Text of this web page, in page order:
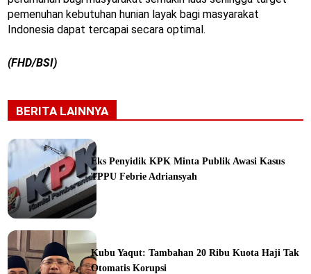
pemenuhan kebutuhan hunian layak bagi masyarakat
Indonesia dapat tercapai secara optimal.
(FHD/BSI)
BERITA LAINNYA
Eks Penyidik KPK Minta Publik Awasi Kasus
TPPU Febrie Adriansyah
Kubu Yaqut: Tambahan 20 Ribu Kuota Haji Tak
Otomatis Korupsi